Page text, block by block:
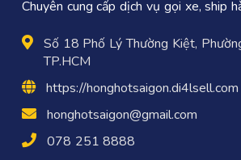
Chuyên cung cấp dịch vụ gọi xe, ship
Số 18 Phố Lý Thường Kiệt,
TP.HCM
https://honghotsaigon.di4lsell.com
honghotsaigon@gmail.com
078 251 8888